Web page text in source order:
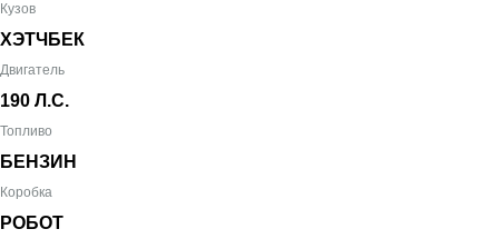
Кузов
ХЭТЧБЕК
Двигатель
190 Л.С.
Топливо
БЕНЗИН
Коробка
РОБОТ